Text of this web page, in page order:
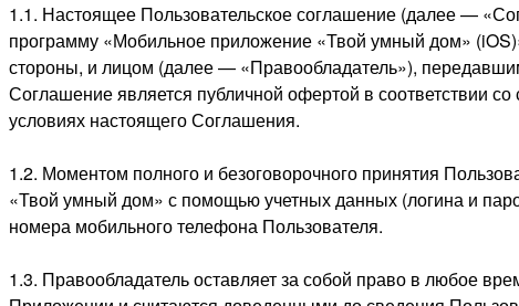
1.1. Настоящее Пользовательское соглашение (далее —
программу «Мобильное приложение «Твой умный дом»
стороны, и лицом (далее — «Правообладатель»),
Соглашение является публичной офертой в соответствии
условиях настоящего Соглашения.
1.2. Моментом полного и безоговорочного принятия
«Твой умный дом» с помощью учетных данных (логина и
номера мобильного телефона Пользователя.
1.3. Правообладатель оставляет за собой право в любое